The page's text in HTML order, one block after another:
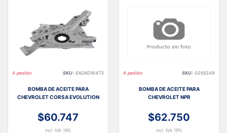
A pedido SKU: EADAD16473
BOMBA DE ACEITE PARA
CHEVROLET CORSA EVOLUTION
$60.747
incl. IVA 19%
A pedido SKU: 0055349
BOMBA DE ACEITE PARA
CHEVROLET NPR
$62.750
incl. IVA 19%